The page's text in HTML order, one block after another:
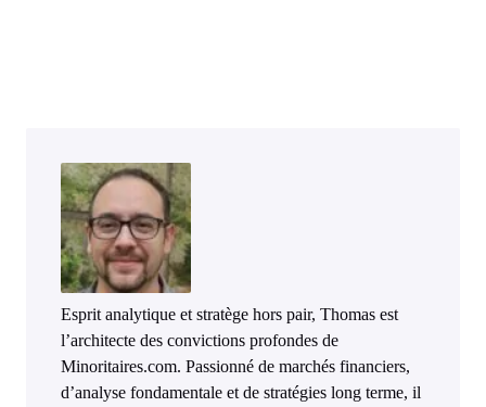
Esprit analytique et stratège hors pair, Thomas est
l’architecte des convictions profondes de
Minoritaires.com. Passionné de marchés financiers,
d’analyse fondamentale et de stratégies long terme, il